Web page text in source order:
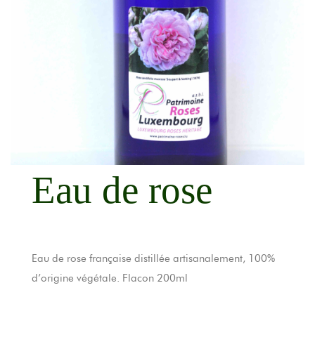
Eau de rose
Eau de rose française distillée artisanalement, 100%
d’origine végétale. Flacon 200ml